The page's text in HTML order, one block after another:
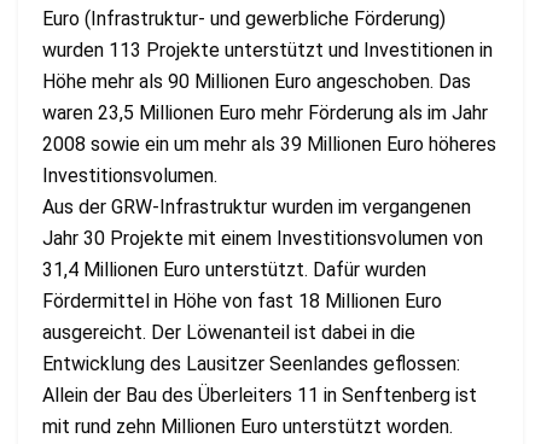
Euro (Infrastruktur- und gewerbliche Förderung)
wurden 113 Projekte unterstützt und Investitionen in
Höhe mehr als 90 Millionen Euro angeschoben. Das
waren 23,5 Millionen Euro mehr Förderung als im Jahr
2008 sowie ein um mehr als 39 Millionen Euro höheres
Investitionsvolumen.
Aus der GRW-Infrastruktur wurden im vergangenen
Jahr 30 Projekte mit einem Investitionsvolumen von
31,4 Millionen Euro unterstützt. Dafür wurden
Fördermittel in Höhe von fast 18 Millionen Euro
ausgereicht. Der Löwenanteil ist dabei in die
Entwicklung des Lausitzer Seenlandes geflossen:
Allein der Bau des Überleiters 11 in Senftenberg ist
mit rund zehn Millionen Euro unterstützt worden.